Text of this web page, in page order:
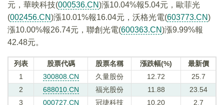
元，華映科技(000536.CN)漲10.04%報5.04元，歐菲光
(002456.CN)漲10.01%報16.04元，沃格光電(603773.CN)
漲10.00%報26.74元，聯創光電(600363.CN)漲9.99%報
42.48元。
列表 股票代碼 股票名稱 漲跌幅(%)
最新價
1
300808.CN 久量股份 12.72
25.7
2
688010.CN 福光股份 11.88
23.54
3
000727.CN 冠捷科技 10.20
2.7